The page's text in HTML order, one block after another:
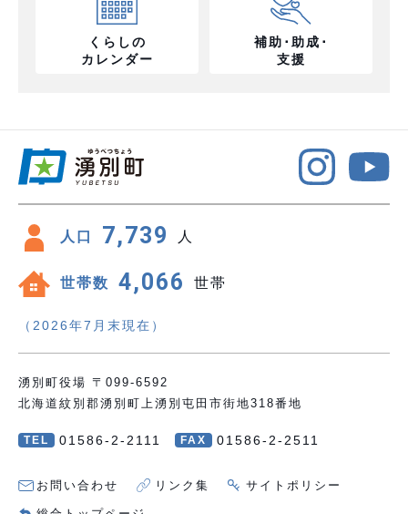
くらしの
カレンダー
補助･助成･
支援
人口 7,739 人
世帯数 4,066 世帯
（2026年7月末現在）
湧別町役場 〒099-6592
北海道紋別郡湧別町上湧別屯田市街地318番地
TEL 01586-2-2111 FAX 01586-2-2511
お問い合わせ リンク集 サイトポリシー